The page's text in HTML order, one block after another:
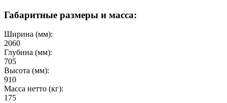
Габаритные размеры и масса:
Ширина (мм):
2060
Глубина (мм):
705
Высота (мм):
910
Масса нетто (кг):
175